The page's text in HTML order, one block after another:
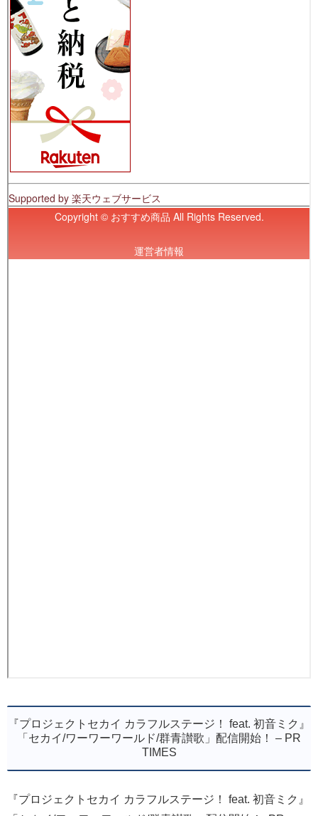
『プロジェクトセカイ カラフルステージ！ feat. 初音ミク』
「セカイ/ワーワーワールド/群青讃歌」配信開始！ – PR
TIMES
『プロジェクトセカイ カラフルステージ！ feat. 初音ミク』